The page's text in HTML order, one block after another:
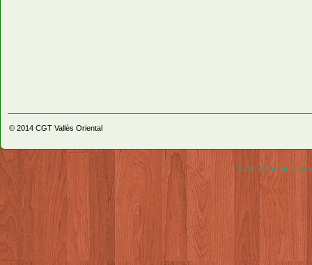
© 2014 CGT Vallès Oriental
Video & Audio